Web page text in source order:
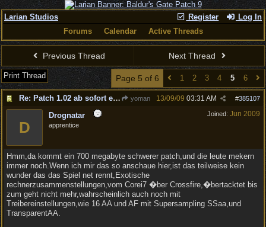
Register Log In
Larian Studios
Forums
Calendar Active Threads
Previous Thread Next Thread
Print Thread Page 5 of 6 1 2 3 4 5 6
Re: Patch 1.02 ab sofort erh�ltlich! yoman #385107
13/09/09 03:31 AM
Joined: Jun 2009
D
Drognatar
apprentice
Hmm,da kommt ein 700 megabyte schwerer patch,und die leute mekern
immer noch.Wenn ich mir das so anschaue hier,ist das teilweise kein
wunder das das Spiel net rennt,Exotische
rechnerzusammenstellungen,vom Corei7 �ber Crossfire,�bertacktet bis
zum geht nicht mehr,wahrscheinlich auch noch mit
Treibereinstellungen,wie 16 AA und AF mit Supersampling SSaa,und
TransparentAA.